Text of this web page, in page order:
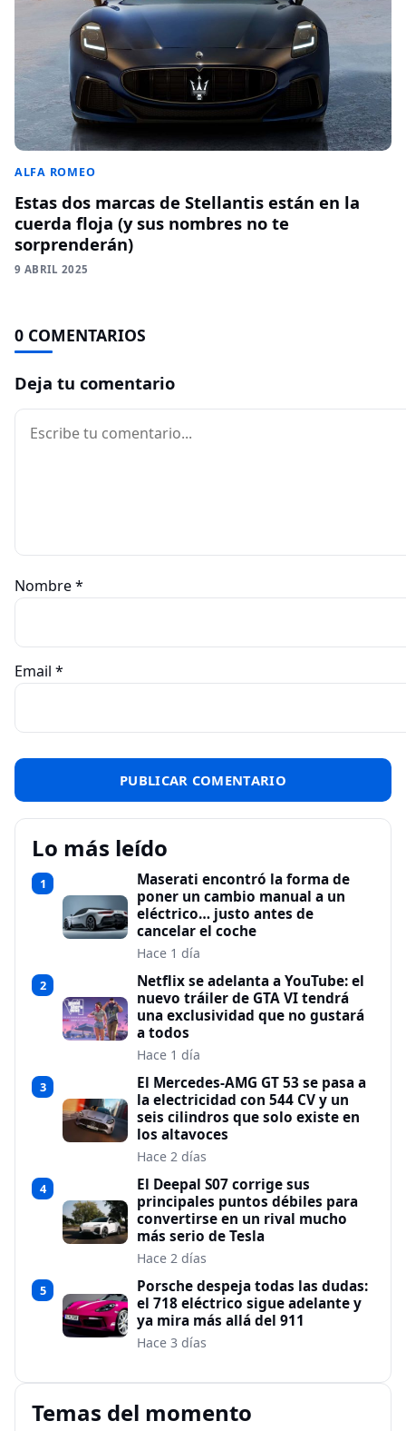
ALFA ROMEO
Estas dos marcas de Stellantis están en la
cuerda floja (y sus nombres no te
sorprenderán)
9 ABRIL 2025
0 COMENTARIOS
Deja tu comentario
Comentario
Nombre*
Email *
Lo más leído
1
Maserati encontró la forma de
poner un cambio manual a un
eléctrico… justo antes de
cancelar el coche
Hace 1 día
2
Netflix se adelanta a YouTube: el
nuevo tráiler de GTA VI tendrá
una exclusividad que no gustará
a todos
Hace 1 día
3
El Mercedes-AMG GT 53 se pasa a
la electricidad con 544 CV y un
seis cilindros que solo existe en
los altavoces
Hace 2 días
4
El Deepal S07 corrige sus
principales puntos débiles para
convertirse en un rival mucho
más serio de Tesla
Hace 2 días
5
Porsche despeja todas las dudas:
el 718 eléctrico sigue adelante y
ya mira más allá del 911
Hace 3 días
Temas del momento